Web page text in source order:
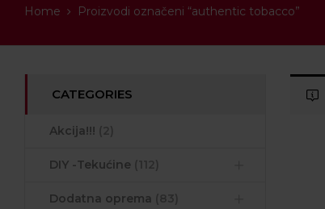
Home Proizvodi označeni “authentic tobacco”
CATEGORIES
Akcija!!!
DIY -Tekućine
Dodatna oprema